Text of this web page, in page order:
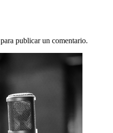
para publicar un comentario.